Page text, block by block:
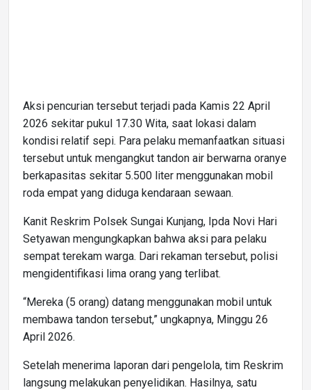
Aksi pencurian tersebut terjadi pada Kamis 22 April
2026 sekitar pukul 17.30 Wita, saat lokasi dalam
kondisi relatif sepi. Para pelaku memanfaatkan situasi
tersebut untuk mengangkut tandon air berwarna oranye
berkapasitas sekitar 5.500 liter menggunakan mobil
roda empat yang diduga kendaraan sewaan.
Kanit Reskrim Polsek Sungai Kunjang, Ipda Novi Hari
Setyawan mengungkapkan bahwa aksi para pelaku
sempat terekam warga. Dari rekaman tersebut, polisi
mengidentifikasi lima orang yang terlibat.
“Mereka (5 orang) datang menggunakan mobil untuk
membawa tandon tersebut,” ungkapnya, Minggu 26
April 2026.
Setelah menerima laporan dari pengelola, tim Reskrim
langsung melakukan penyelidikan. Hasilnya, satu